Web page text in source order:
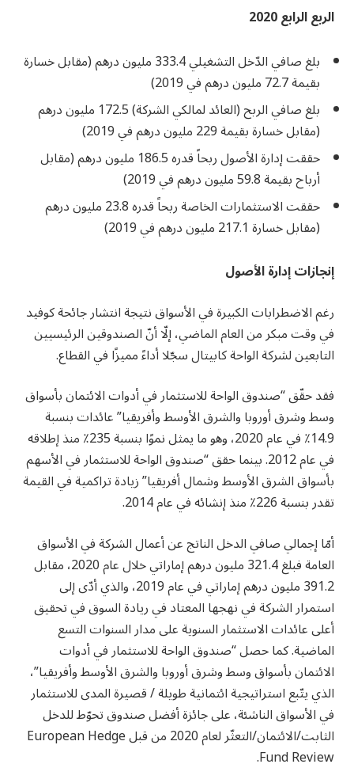
الربع الرابع 2020
بلغ صافي الدّخل التشغيلي 333.4 مليون درهم (مقابل خسارة
بقيمة 72.7 مليون درهم في 2019)
بلغ صافي الربح (العائد لمالكي الشركة) 172.5 مليون درهم
(مقابل خسارة بقيمة 229 مليون درهم في 2019)
حققت إدارة الأصول ربحاً قدره 186.5 مليون درهم (مقابل
أرباح بقيمة 59.8 مليون درهم في 2019)
حققت الاستثمارات الخاصة ربحاً قدره 23.8 مليون درهم
(مقابل خسارة 217.1 مليون درهم في 2019)
إنجازات إدارة الأصول
رغم الاضطرابات الكبيرة في الأسواق نتيجة انتشار جائحة كوفيد
في وقت مبكر من العام الماضي، إلّا أنّ الصندوقين الرئيسيين
التابعين لشركة الواحة كابيتال سجّلا أداءً مميزًا في القطاع.
فقد حقّق “صندوق الواحة للاستثمار في أدوات الائتمان بأسواق
وسط وشرق أوروبا والشرق الأوسط وأفريقيا” عائدات بنسبة
14.9٪ في عام 2020، وهو ما يمثل نموًا بنسبة 235٪ منذ إطلاقه
في عام 2012. بينما حقق “صندوق الواحة للاستثمار في الأسهم
بأسواق الشرق الأوسط وشمال أفريقيا” زيادة تراكمية في القيمة
تقدر بنسبة 226٪ منذ إنشائه في عام 2014.
أمّا إجمالي صافي الدخل الناتج عن أعمال الشركة في الأسواق
العامة فبلغ 321.4 مليون درهم إماراتي خلال عام 2020، مقابل
391.2 مليون درهم إماراتي في عام 2019، والذي أدّى إلى
استمرار الشركة في نهجها المعتاد في ريادة السوق في تحقيق
أعلى عائدات الاستثمار السنوية على مدار السنوات التسع
الماضية. كما حصل “صندوق الواحة للاستثمار في أدوات
الائتمان بأسواق وسط وشرق أوروبا والشرق الأوسط وأفريقيا”،
الذي يتّبع استراتيجية ائتمانية طويلة / قصيرة المدى للاستثمار
في الأسواق الناشئة، على جائزة أفضل صندوق تحوّط للدخل
الثابت/الائتمان/التعثّر لعام 2020 من قبل European Hedge
Fund Review.